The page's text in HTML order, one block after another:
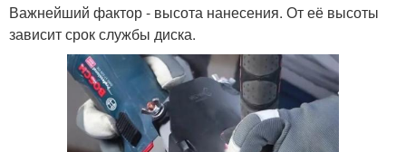
Важнейший фактор - высота нанесения. От её высоты
зависит срок службы диска.